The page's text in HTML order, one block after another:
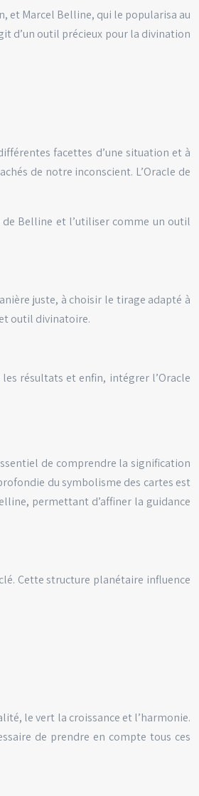
et Marcel Belline, qui le popularisa au
d’un outil précieux pour la divination
facettes d’une situation et à
de notre inconscient. L’Oracle de
Belline et l’utiliser comme un outil
juste, à choisir le tirage adapté à
outil divinatoire.
résultats et enfin, intégrer l’Oracle
de comprendre la signification
du symbolisme des cartes est
permettant d’affiner la guidance
Cette structure planétaire influence
le vert la croissance et l’harmonie.
de prendre en compte tous ces